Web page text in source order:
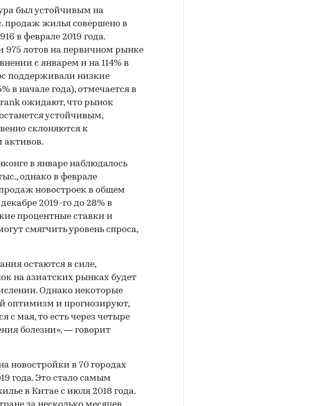
был устойчивым на
продаж жилья совершено в
в феврале 2019 года.
975 лотов на первичном рынке
с январем и на 114% в
поддерживали низкие
в начале года), отмечается в
ожидают, что рынок
устойчивым,
склоняются к
активов.
в январе наблюдалось
однако в феврале
новостроек в общем
2019-го до 28% в
процентные ставки и
смягчить уровень спроса,
остаются в силе,
на азиатских рынках будет
Однако некоторые
оптимизм и прогнозируют,
с мая, то есть через четыре
болезни», — говорит
новостройки в 70 городах
года. Это стало самым
в Китае с июля 2018 года.